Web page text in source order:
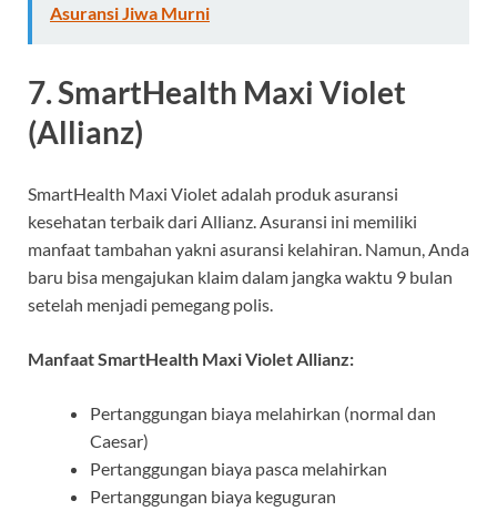
Asuransi Jiwa Murni
7. SmartHealth Maxi Violet
(Allianz)
SmartHealth Maxi Violet adalah produk asuransi
kesehatan terbaik dari Allianz. Asuransi ini memiliki
manfaat tambahan yakni asuransi kelahiran. Namun, Anda
baru bisa mengajukan klaim dalam jangka waktu 9 bulan
setelah menjadi pemegang polis.
Manfaat SmartHealth Maxi Violet Allianz:
Pertanggungan biaya melahirkan (normal dan
Caesar)
Pertanggungan biaya pasca melahirkan
Pertanggungan biaya keguguran